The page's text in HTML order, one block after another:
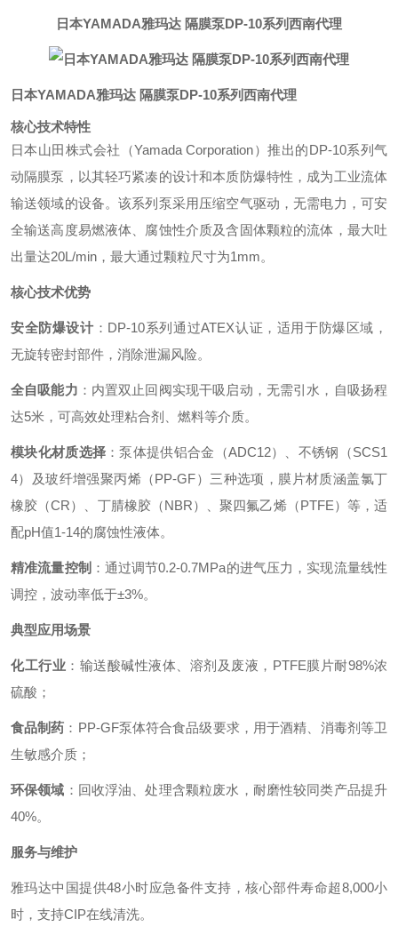
日本YAMADA雅玛达 隔膜泵DP-10系列西南代理
日本YAMADA雅玛达 隔膜泵DP-10系列西南代理
核心技术特性
日本山田株式会社（Yamada Corporation）推出的DP-10系列气
动隔膜泵，以其轻巧紧凑的设计和本质防爆特性，成为工业流体
输送领域的设备。该系列泵采用压缩空气驱动，无需电力，可安
全输送高度易燃液体、腐蚀性介质及含固体颗粒的流体，最大吐
出量达20L/min，最大通过颗粒尺寸为1mm。
核心技术优势
安全防爆设计 ：DP-10系列通过ATEX认证，适用于防爆区域，
无旋转密封部件，消除泄漏风险。
全自吸能力 ：内置双止回阀实现干吸启动，无需引水，自吸扬程
达5米，可高效处理粘合剂、燃料等介质。
模块化材质选择 ：泵体提供铝合金（ADC12）、不锈钢（SCS1
4）及玻纤增强聚丙烯（PP-GF）三种选项，膜片材质涵盖氯丁
橡胶（CR）、丁腈橡胶（NBR）、聚四氟乙烯（PTFE）等，适
配pH值1-14的腐蚀性液体。
精准流量控制 ：通过调节0.2-0.7MPa的进气压力，实现流量线性
调控，波动率低于±3%。
典型应用场景
化工行业 ：输送酸碱性液体、溶剂及废液，PTFE膜片耐98%浓
硫酸；
食品制药 ：PP-GF泵体符合食品级要求，用于酒精、消毒剂等卫
生敏感介质；
环保领域 ：回收浮油、处理含颗粒废水，耐磨性较同类产品提升
40%。
服务与维护
雅玛达中国提供48小时应急备件支持，核心部件寿命超8,000小
时，支持CIP在线清洗。